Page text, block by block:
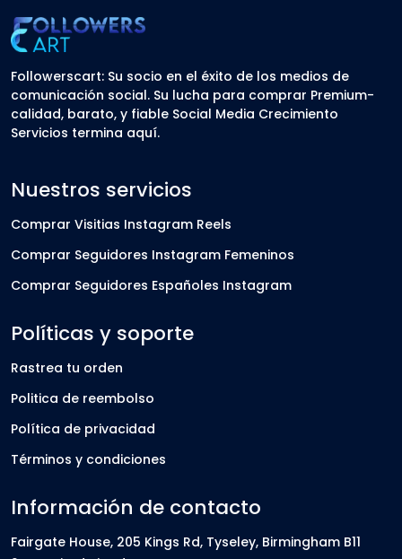
Followerscart: Su socio en el éxito de los medios de
comunicación social. Su lucha para comprar Premium-
calidad, barato, y fiable Social Media Crecimiento
Servicios termina aquí.
Nuestros servicios
Comprar Visitias Instagram Reels
Comprar Seguidores Instagram Femeninos
Comprar Seguidores Españoles Instagram
Políticas y soporte
Rastrea tu orden
Politica de reembolso
Política de privacidad
Términos y condiciones
Información de contacto
Fairgate House, 205 Kings Rd, Tyseley, Birmingham B11